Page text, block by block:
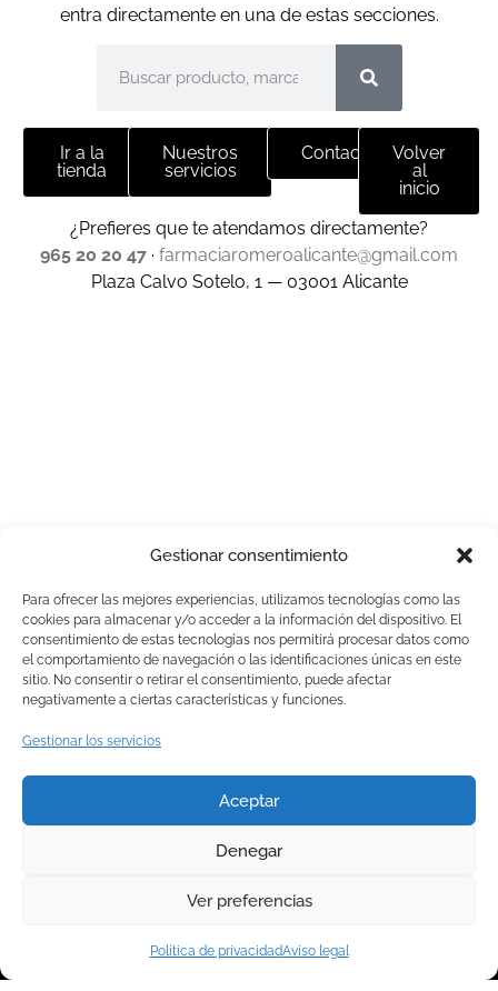
Gestionar consentimiento
Para ofrecer las mejores experiencias, utilizamos tecnologías como las
cookies para almacenar y/o acceder a la información del dispositivo. El
consentimiento de estas tecnologías nos permitirá procesar datos como
el comportamiento de navegación o las identificaciones únicas en este
sitio. No consentir o retirar el consentimiento, puede afectar
negativamente a ciertas características y funciones.
Gestionar los servicios
Aceptar
Denegar
Ver preferencias
Política de privacidadAviso legal
entra directamente en una de estas secciones.
Ir a la
tienda
Nuestros
servicios
Contacto
Volver
al
inicio
¿Prefieres que te atendamos directamente?
965 20 20 47 · farmaciaromeroalicante@gmail.com
Plaza Calvo Sotelo, 1 — 03001 Alicante
Inicio
Farmacia
romero
Pza. Calvo
Sotelo 1, 03001